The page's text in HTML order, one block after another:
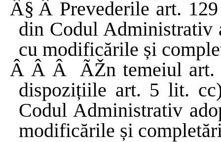
Â§ Â Prevederile art.
din Codul Administrativ
cu modificările și
Â Â ÂÃŽn temeiulart.
dispozițiile art. 5 lit.
Codul Administrativ
modificările și